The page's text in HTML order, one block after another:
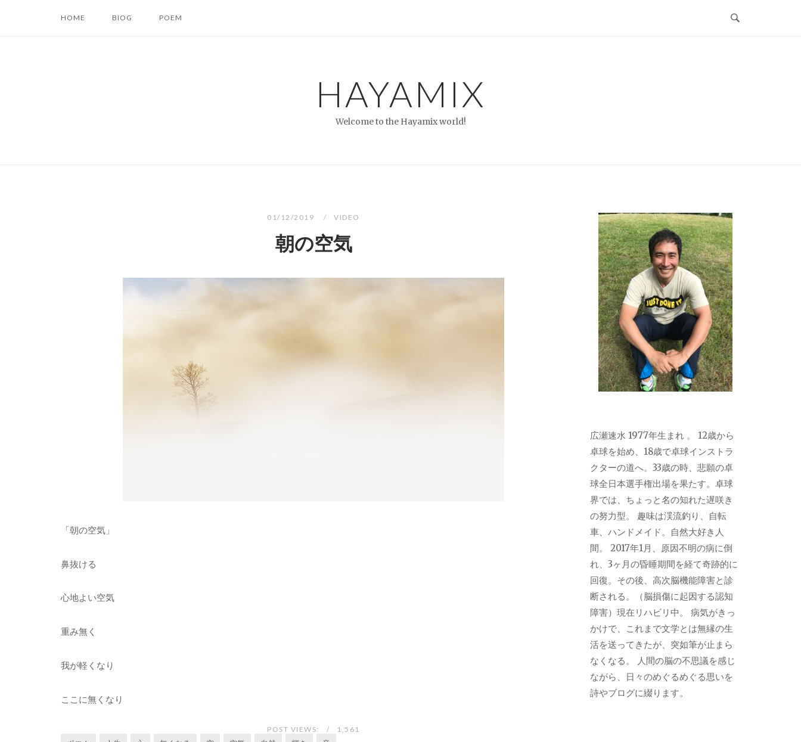
HOME BIOG POEM
HAYAMIX
Welcome to the Hayamix world!
01/12/2019 VIDEO
朝の空気
「朝の空気」
鼻抜ける
心地よい空気
重み無く
我が軽くなり
ここに無くなり
POST VIEWS: 1,561
広瀬速水 1977年生まれ 。 12歳から
卓球を始め、18歳で卓球インストラ
クターの道へ。33歳の時、悲願の卓
球全日本選手権出場を果たす。卓球
界では、ちょっと名の知れた遅咲き
の努力型。 趣味は渓流釣り、自転
車、ハンドメイド。自然大好き人
間。 2017年1月、原因不明の病に倒
れ、3ヶ月の昏睡期間を経て奇跡的に
回復。その後、高次脳機能障害と診
断される。（脳損傷に起因する認知
障害）現在リハビリ中。 病気がきっ
かけで、これまで文学とは無縁の生
活を送ってきたが、突如筆が止まら
なくなる。 人間の脳の不思議を感じ
ながら、日々のめぐるめぐる思いを
詩やブログに綴ります。